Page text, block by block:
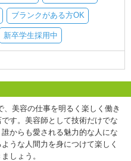
ブランクがある方OK
新卒学生採用中
、美容の仕事を明るく楽しく働き
す。美容師として技術だけでな
からも愛される魅力的な人にな
うな人間力を身につけて楽しく
しょう。